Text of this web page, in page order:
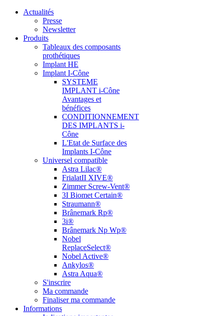
Actualités
Presse
Newsletter
Produits
Tableaux des composants
prothétiques
Implant HE
Implant I-Cône
SYSTEME
IMPLANT i-Cône
Avantages et
bénéfices
CONDITIONNEMENT
DES IMPLANTS i-
Cône
L'Etat de Surface des
Implants I-Cône
Universel compatible
Astra Lilac®
FrialatII XIVE®
Zimmer Screw-Vent®
3I Biomet Certain®
Straumann®
Brânemark Rp®
3i®
Brânemark Np Wp®
Nobel
ReplaceSelect®
Nobel Active®
Ankylos®
Astra Aqua®
S'inscrire
Ma commande
Finaliser ma commande
Informations